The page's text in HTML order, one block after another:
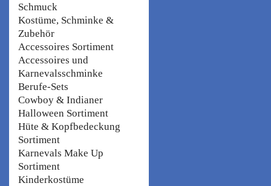
Schmuck
Kostüme, Schminke &
Zubehör
Accessoires Sortiment
Accessoires und
Karnevalsschminke
Berufe-Sets
Cowboy & Indianer
Halloween Sortiment
Hüte & Kopfbedeckung
Sortiment
Karnevals Make Up
Sortiment
Kinderkostüme